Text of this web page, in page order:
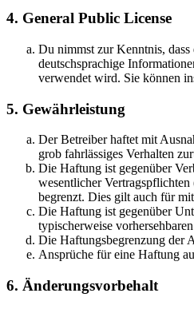
4. General Public License
Du nimmst zur Kenntnis,
deutschsprachige
verwendet wird. Sie können
5. Gewährleistung
Der Betreiber haftet mit
grob fahrlässiges Verhalten
Die Haftung ist gegenüber
wesentlicher
begrenzt. Dies gilt auch für
Die Haftung ist gegenüber
typischerweise
Die Haftungsbegrenzung der
Ansprüche für eine Haftung
6. Änderungsvorbehalt